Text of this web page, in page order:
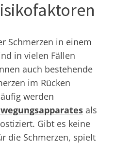
Schmerzen in einem
in vielen Fällen
auch bestehende
im Rücken
werden
als
Gibt es keine
die Schmerzen, spielt